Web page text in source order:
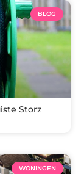
BLOG
Storz
WONINGEN